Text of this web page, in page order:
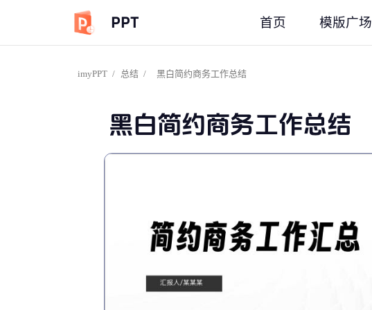
PPT 首页 模版广场
imyPPT / 总结 / 黑白简约商务工作总结
黑白简约商务工作总结